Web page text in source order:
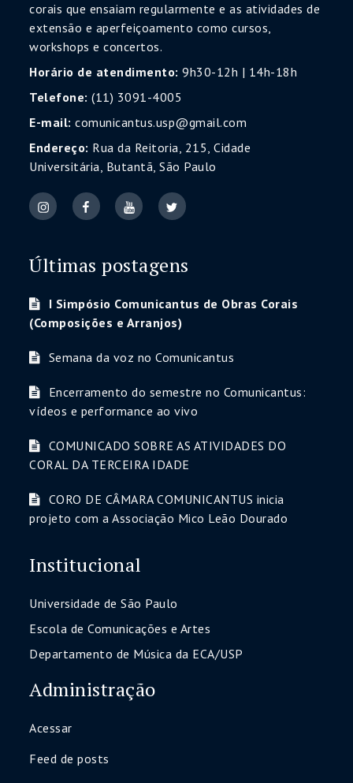
corais que ensaiam regularmente e as atividades de
extensão e aperfeiçoamento como cursos,
workshops e concertos.
Horário de atendimento: 9h30-12h | 14h-18h
Telefone: (11) 3091-4005
E-mail: comunicantus.usp@gmail.com
Endereço: Rua da Reitoria, 215, Cidade
Universitária, Butantã, São Paulo
Últimas postagens
I Simpósio Comunicantus de Obras Corais
(Composições e Arranjos)
Semana da voz no Comunicantus
Encerramento do semestre no Comunicantus:
vídeos e performance ao vivo
COMUNICADO SOBRE AS ATIVIDADES DO
CORAL DA TERCEIRA IDADE
CORO DE CÂMARA COMUNICANTUS inicia
projeto com a Associação Mico Leão Dourado
Institucional
Universidade de São Paulo
Escola de Comunicações e Artes
Departamento de Música da ECA/USP
Administração
Acessar
Feed de posts